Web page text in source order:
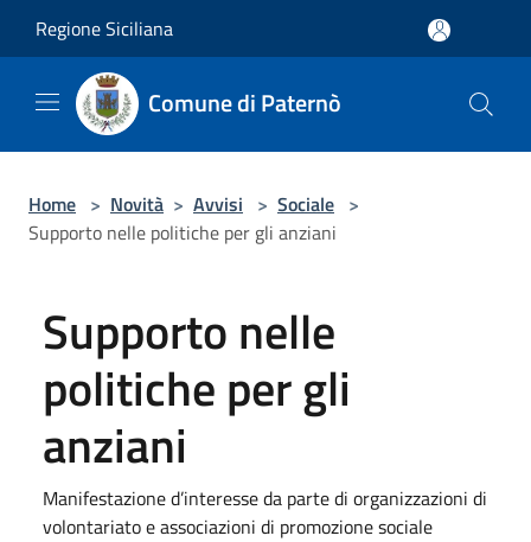
Regione Siciliana
Comune di Paternò
Home > Novità > Avvisi > Sociale >
Supporto nelle politiche per gli anziani
Supporto nelle
politiche per gli
anziani
Manifestazione d’interesse da parte di organizzazioni di
volontariato e associazioni di promozione sociale